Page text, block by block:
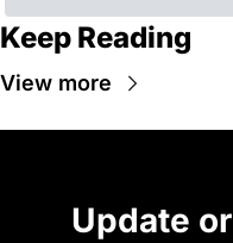
Keep Reading
View more
Update or